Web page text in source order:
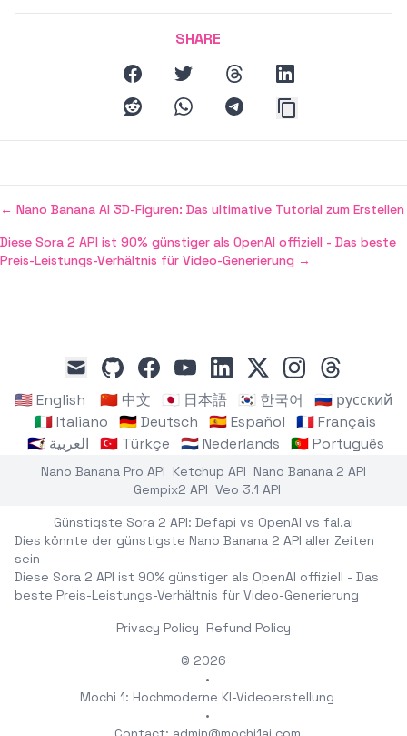
SHARE
facebooktwitter threads
linkedin
reddit
whatsapptelegram
← Nano Banana AI 3D-Figuren: Das ultimative Tutorial zum Erstellen
Diese Sora 2 API ist 90% günstiger als OpenAI offiziell - Das beste
Preis-Leistungs-Verhältnis für Video-Generierung →
mail
githubfacebookyoutubelinkedin
x instagramthreads
🇺🇸 English 🇨🇳 中文 🇯🇵 日本語 🇰🇷 한국어
🇷🇺 русский
🇮🇹 Italiano
🇩🇪 Deutsch 🇪🇸 Español
🇫🇷 Français
🇸🇦 العربية
🇹🇷 Türkçe 🇳🇱 Nederlands 🇵🇹 Português
Nano Banana Pro API Ketchup API Nano Banana 2 API
Gempix2 API Veo 3.1 API
Günstigste Sora 2 API: Defapi vs OpenAI vs fal.ai
Dies könnte der günstigste Nano Banana 2 API aller Zeiten
sein
Diese Sora 2 API ist 90% günstiger als OpenAI offiziell - Das
beste Preis-Leistungs-Verhältnis für Video-Generierung
Privacy Policy Refund Policy
© 2026
•
Mochi 1: Hochmoderne KI-Videoerstellung
•